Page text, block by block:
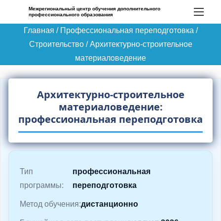
Межрегиональный центр обучения дополнительного
профессионального образования
Главная / Профессиональная переподготовка /
Строительство/Архитектурно-строительное
материаловедение
Архитектурно-строительное
материаловедение:
профессиональная переподготовка
Тип
программы:
профессиональная
переподготовка
Метод обучения:дистанционно